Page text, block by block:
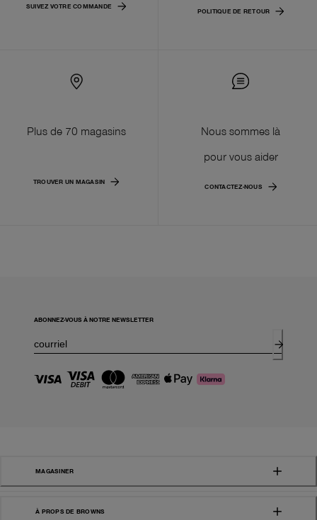
SUIVEZ VOTRE COMMANDE
POLITIQUE DE RETOUR
Plus de 70 magasins
TROUVER UN MAGASIN
Nous sommes là
pour vous aider
CONTACTEZ-NOUS
ABONNEZ-VOUS À NOTRE NEWSLETTER
MAGASINER
À PROPS DE BROWNS